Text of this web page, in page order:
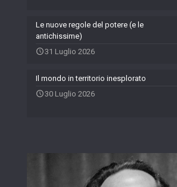
Le nuove regole del potere (e le
antichissime)
31 Luglio 2026
Il mondo in territorio inesplorato
30 Luglio 2026